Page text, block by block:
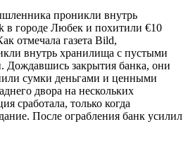
проникли внутрь
в городе Любек и похитили €10
отмечала газета Bild,
внутрь хранилища с пустыми
Дождавшись закрытия банка, они
сумки деньгами и ценными
двора на нескольких
сработала, только когда
После ограбления банк усилил